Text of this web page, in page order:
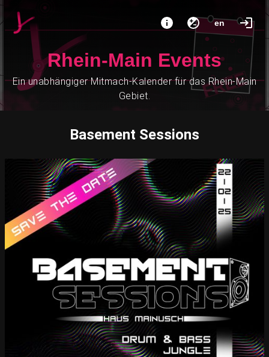
en
Rhein-Main Events
Ein unabhängiger Mitmach-Kalender für das Rhein-Main
Gebiet.
Basement Sessions